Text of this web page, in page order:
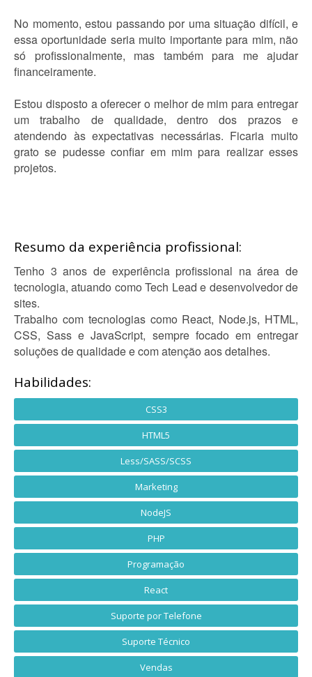
No momento, estou passando por uma situação difícil, e
essa oportunidade seria muito importante para mim, não
só profissionalmente, mas também para me ajudar
financeiramente.
Estou disposto a oferecer o melhor de mim para entregar
um trabalho de qualidade, dentro dos prazos e
atendendo às expectativas necessárias. Ficaria muito
grato se pudesse confiar em mim para realizar esses
projetos.
Resumo da experiência profissional:
Tenho 3 anos de experiência profissional na área de
tecnologia, atuando como Tech Lead e desenvolvedor de
sites.
Trabalho com tecnologias como React, Node.js, HTML,
CSS, Sass e JavaScript, sempre focado em entregar
soluções de qualidade e com atenção aos detalhes.
Habilidades:
CSS3
HTML5
Less/SASS/SCSS
Marketing
NodeJS
PHP
Programação
React
Suporte por Telefone
Suporte Técnico
Vendas